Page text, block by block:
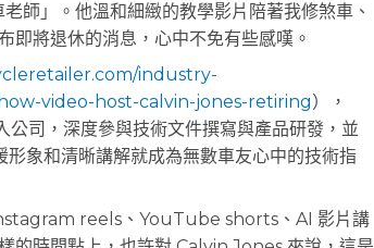
師」。他溫和細緻的教學影片陪著我修煞車、
即將退休的消息，心中不免有些感嘆。
industry-
video-host-calvin-jones-retiring），
司，深度參與技術文件撰寫與產品研發，並
象和清晰講解就成為無數車友心中的技術指
reels、YouTube shorts、AI 影片講